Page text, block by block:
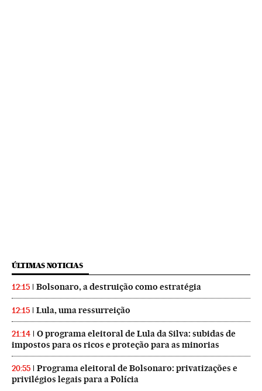
ÚLTIMAS NOTICIAS
12:15 Bolsonaro, a destruição como estratégia
12:15 Lula, uma ressurreição
21:14
O programa eleitoral de Lula da Silva: subidas de
impostos para os ricos e proteção para as minorias
20:55
Programa eleitoral de Bolsonaro: privatizações e
privilégios legais para a Polícia